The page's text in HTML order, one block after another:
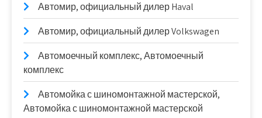
Автомир, официальный дилер Haval
Автомир, официальный дилер Volkswagen
Автомоечный комплекс, Автомоечный
комплекс
Автомойка с шиномонтажной мастерской,
Автомойка с шиномонтажной мастерской